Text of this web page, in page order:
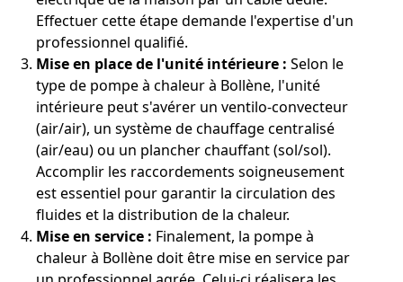
Effectuer cette étape demande l'expertise d'un
professionnel qualifié.
Mise en place de l'unité intérieure : Selon le
type de pompe à chaleur à Bollène, l'unité
intérieure peut s'avérer un ventilo-convecteur
(air/air), un système de chauffage centralisé
(air/eau) ou un plancher chauffant (sol/sol).
Accomplir les raccordements soigneusement
est essentiel pour garantir la circulation des
fluides et la distribution de la chaleur.
Mise en service : Finalement, la pompe à
chaleur à Bollène doit être mise en service par